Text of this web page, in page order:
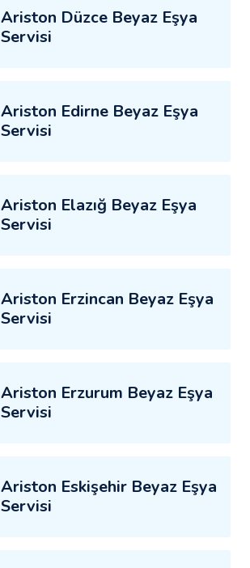
Ariston Düzce Beyaz Eşya
Servisi
Ariston Edirne Beyaz Eşya
Servisi
Ariston Elazığ Beyaz Eşya
Servisi
Ariston Erzincan Beyaz Eşya
Servisi
Ariston Erzurum Beyaz Eşya
Servisi
Ariston Eskişehir Beyaz Eşya
Servisi